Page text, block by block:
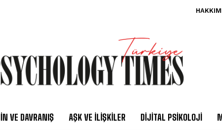
VE DAVRANIŞ AŞK VE İLIŞKILER DIJITAL PSIKOLOJI